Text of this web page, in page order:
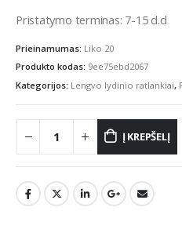
Pristatymo terminas: 7-15 d.d
Prieinamumas: Liko 20
Produkto kodas: 9ee75ebd2067
Kategorijos: Lengvo lydinio ratlankiai,
Į KREPŠELĮ